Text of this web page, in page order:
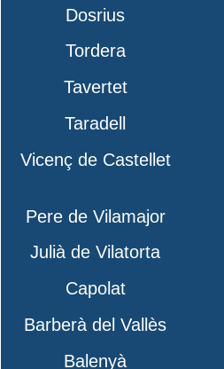
Dosrius
Tordera
Tavertet
Taradell
Vicenç de Castellet
Pere de Vilamajor
Julià de Vilatorta
Capolat
Barberà del Vallès
Balenyà